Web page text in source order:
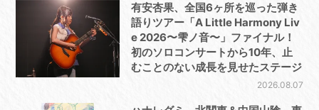
有安杏果、全国6ヶ所を巡った弾き
語りツアー「A Little Harmony Liv
e 2026〜雫ノ音〜」ファイナル！
初のソロコンサートから10年、止
むことのない成長を見せたステージ
2026.08.07